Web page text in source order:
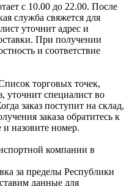
с 10.00 до 22.00. После
служба свяжется для
уточнит адрес и
При получении
и соответствие
торговых точек,
уточнит специалист во
заказ поступит на склад,
заказа обратитесь к
и назовите номер.
компании в
за пределы Республики
данные для